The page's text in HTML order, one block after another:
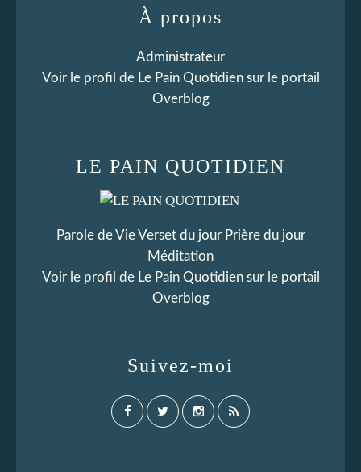
LE PAIN QUOTIDIEN
Parole de Vie Verset du jour Prière du jour
Méditation
Voir le profil de Le Pain Quotidiensur le portail
Overblog
Suivez-moi
À propos
Administrateur
Voir le profil de Le Pain Quotidiensur le portail
Overblog